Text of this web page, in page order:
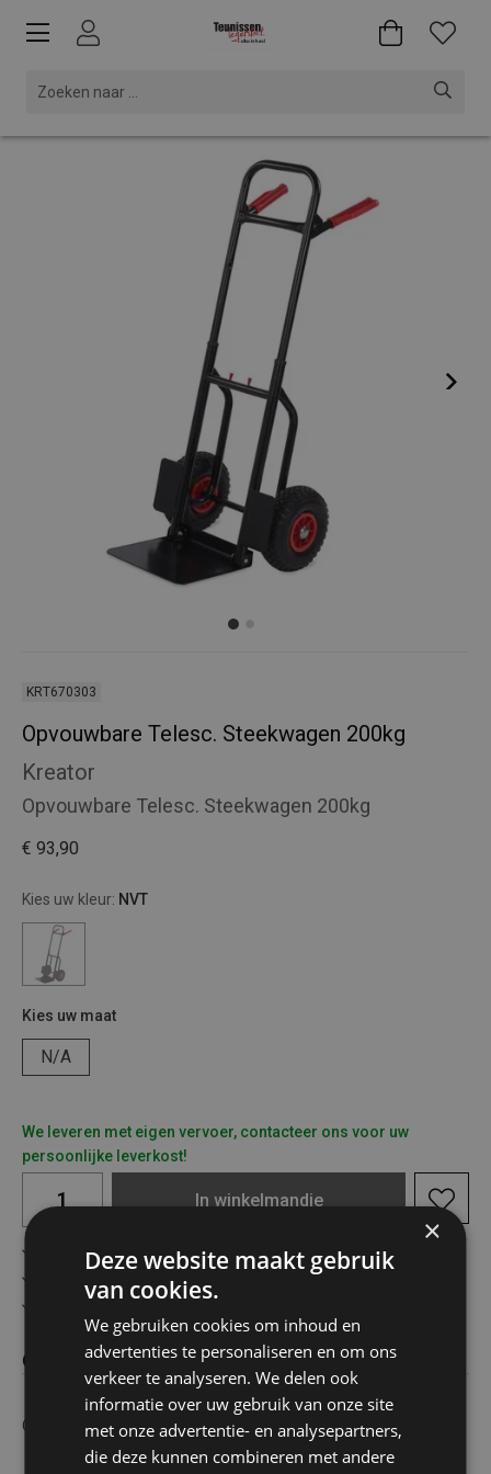
KRT670303
Opvouwbare Telesc. Steekwagen 200kg
Kreator
Opvouwbare Telesc. Steekwagen 200kg
€ 93,90
Kies uw kleur: NVT
Kies uw maat
N/A
We leveren met eigen vervoer, contacteer ons voor uw
persoonlijke leverkost!
In winkelmandje
Gratis verzending in België vanaf €75
Veilig online betalen
Omschrijving
Opvouwbare Telesc. Steekwagen 200kg
×
Deze website maakt gebruik
van cookies.
We gebruiken cookies om inhoud en
advertenties te personaliseren en om ons
verkeer te analyseren. We delen ook
informatie over uw gebruik van onze site
met onze advertentie- en analysepartners,
die deze kunnen combineren met andere